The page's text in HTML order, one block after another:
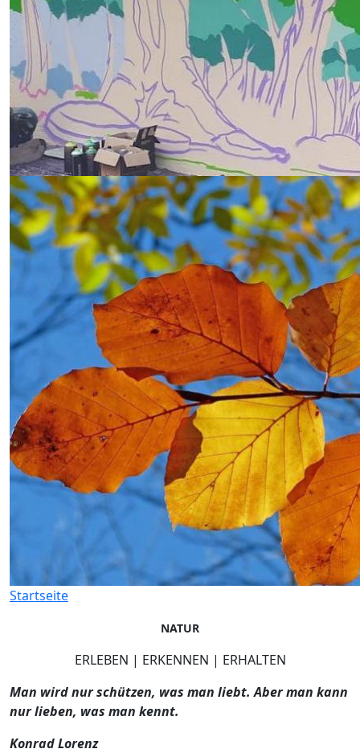
Startseite
NATUR
ERLEBEN | ERKENNEN | ERHALTEN
Man wird nur schützen, was man liebt. Aber man kann
nur lieben, was man kennt.
Konrad Lorenz